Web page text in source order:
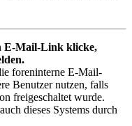
E-Mail-Link klicke,
foreninterne E-Mail-
Benutzer nutzen, falls
freigeschaltet wurde.
dieses Systems durch